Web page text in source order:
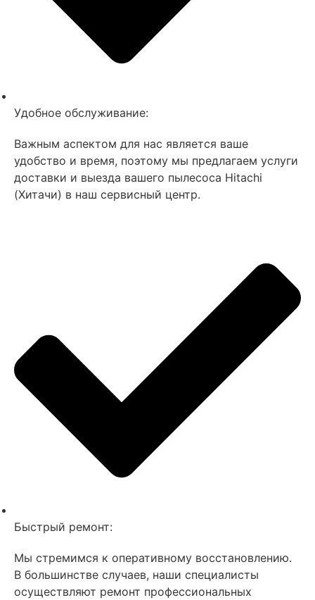
Удобное обслуживание:
Важным аспектом для нас является ваше
удобство и время, поэтому мы предлагаем услуги
доставки и выезда вашего пылесоса Hitachi
(Хитачи) в наш сервисный центр.
Быстрый ремонт:
Мы стремимся к оперативному восстановлению.
В большинстве случаев, наши специалисты
осуществляют ремонт профессиональных